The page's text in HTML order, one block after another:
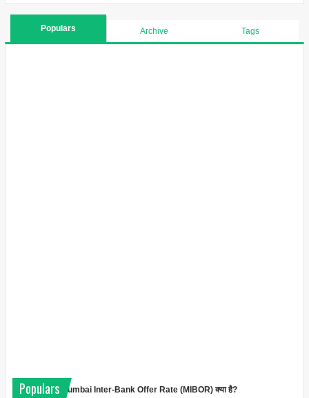
Populars Archive Tags
Populars
Mumbai Inter-Bank Offer Rate (MIBOR) क्या है?